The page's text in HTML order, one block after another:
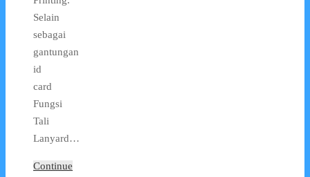
Selain
sebagai
gantungan
id
card
Fungsi
Tali
Lanyard…
Continue